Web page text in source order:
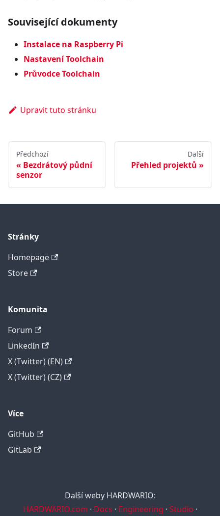
Související dokumenty
Instalace na Raspberry Pi
Nastavení Toolchain
Průvodce Toolchain
Upravit tuto stránku
Předchozí
Bezdrátový půdní
senzor
Další
Přehled projektů
Stránky
Homepage
Store
Komunita
Forum
LinkedIn
X (Twitter) (EN)
X (Twitter) (CZ)
Více
GitHub
GitLab
Další weby HARDWARIO:
HARDWARIO.com · Docs · Engineering · Studio ·